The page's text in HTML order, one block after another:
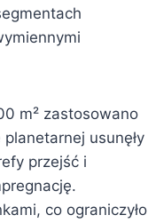
m² zastosowano
usunęły
przejść i
co ograniczyło